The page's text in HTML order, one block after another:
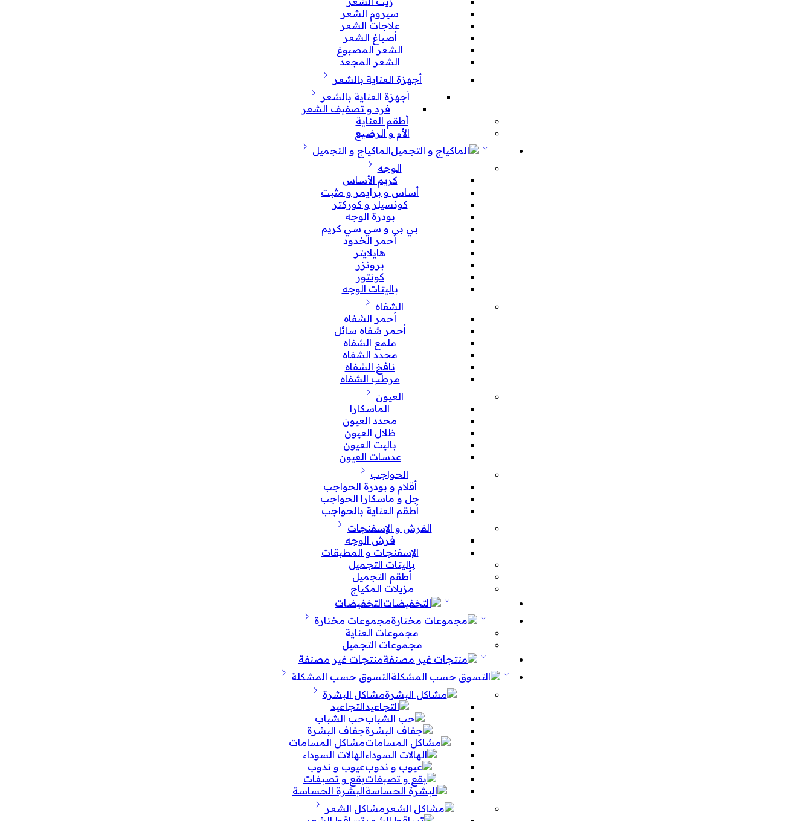
سيروم الشعر
علاجات الشعر
أصباغ الشعر
الشعر المصبوغ
الشعر المجعد
أجهزة العناية بالشعر
أجهزة العناية بالشعر
فرد و تصفيف الشعر
أطقم العناية
الأم و الرضيع
الماكياج و التجميل
الوجه
كريم الأساس
أساس و برايمر و مثبت
كونسيلر و كوركتر
بودرة الوجه
بي بي و سي سي كريم
أحمر الخدود
هايلايتر
برونزر
كونتور
باليتات الوجه
الشفاه
أحمر الشفاه
أحمر شفاه سائل
ملمع الشفاه
محدد الشفاه
نافخ الشفاه
مرطب الشفاه
العيون
الماسكارا
محدد العيون
ظلال العيون
باليت العيون
عدسات العيون
الحواجب
أقلام و بودرة الحواجب
جل و ماسكارا الحواجب
أطقم العناية بالحواجب
الفرش و الإسفنجات
فرش الوجه
الإسفنجات و المطبقات
باليتات التجميل
أطقم التجميل
مزيلات المكياج
التخفيضات
مجموعات مختارة
مجموعات العناية
مجموعات التجميل
منتجات غير مصنفة
التسوق حسب المشكلة
مشاكل البشرة
التجاعيد
حب الشباب
جفاف البشرة
مشاكل المسامات
الهالات السوداء
عيوب و ندوب
بقع و تصبغات
البشرة الحساسة
مشاكل الشعر